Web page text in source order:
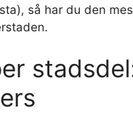
så har du den